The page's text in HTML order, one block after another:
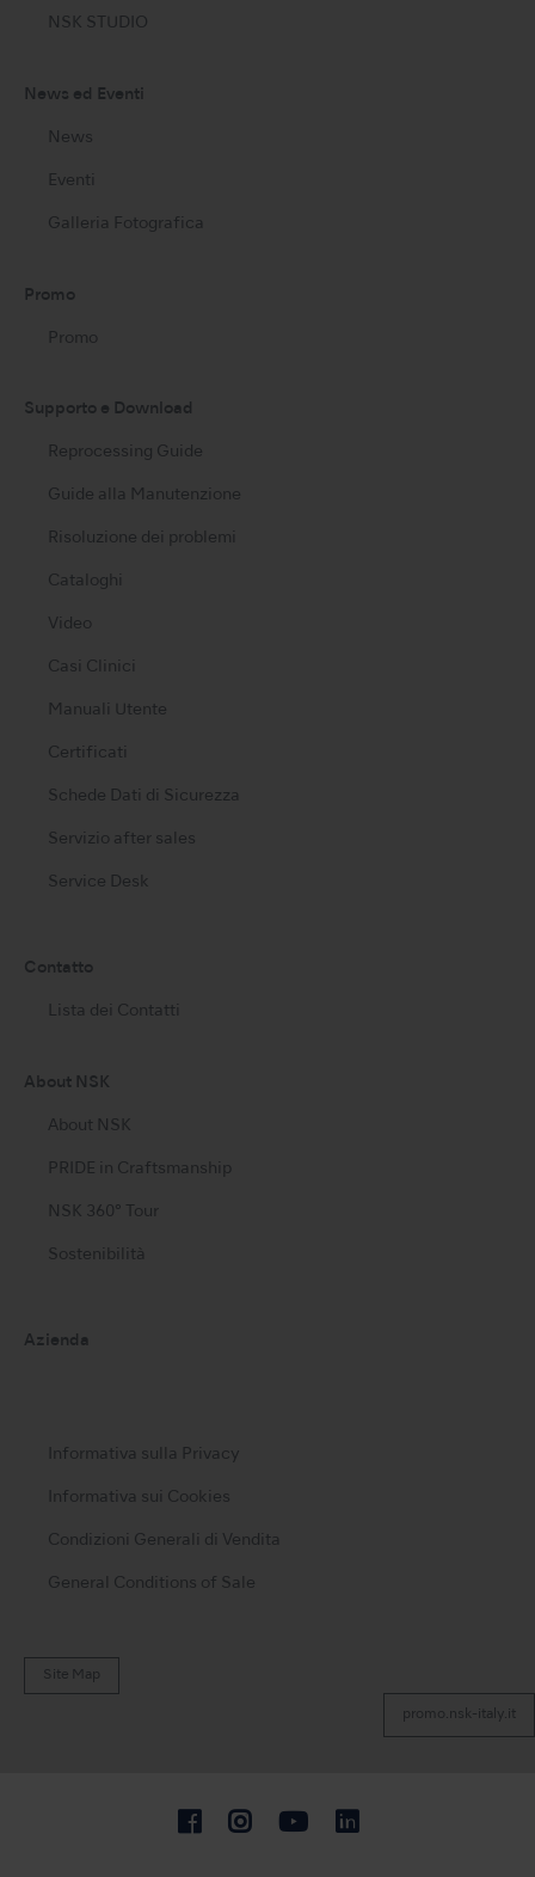
NSK STUDIO
News ed Eventi
News
Eventi
Galleria Fotografica
Promo
Promo
Supporto e Download
Reprocessing Guide
Guide alla Manutenzione
Risoluzione dei problemi
Cataloghi
Video
Casi Clinici
Manuali Utente
Certificati
Schede Dati di Sicurezza
Servizio after sales
Service Desk
Contatto
Lista dei Contatti
About NSK
About NSK
PRIDE in Craftsmanship
NSK 360° Tour
Sostenibilità
Azienda
Informativa sulla Privacy
Informativa sui Cookies
Condizioni Generali di Vendita
General Conditions of Sale
promo.nsk-italy.it
Site Map